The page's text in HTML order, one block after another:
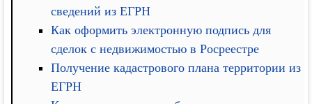
сведений из ЕГРН
Как оформить электронную подпись для
сделок с недвижимостью в Росреестре
Получение кадастрового плана территории из
ЕГРН